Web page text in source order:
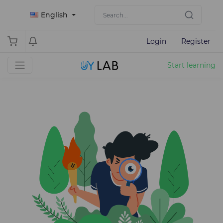
English
Login Register
Start learning